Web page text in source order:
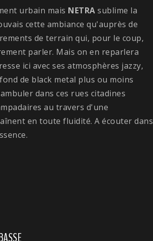
urbain mais NETRA sublime la
cette ambiance qu'auprès de
de terrain qui, pour le coup,
parler. Mais on en reparlera
ici avec ses atmosphères jazzy,
de black metal plus ou moins
dans ces rues citadines
au travers d'une
en toute fluidité. A écouter dans